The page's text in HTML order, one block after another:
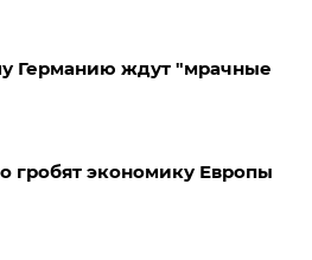
Германию ждут "мрачные
гробят экономику Европы